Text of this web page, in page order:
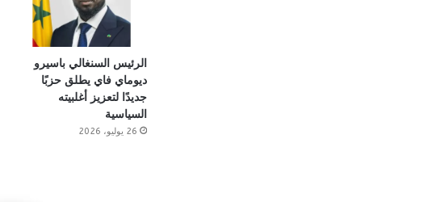
الرئيس السنغالي باسيرو
ديوماي فاي يطلق حزبًا
جديدًا لتعزيز أغلبيته
السياسية
26 يوليو، 2026